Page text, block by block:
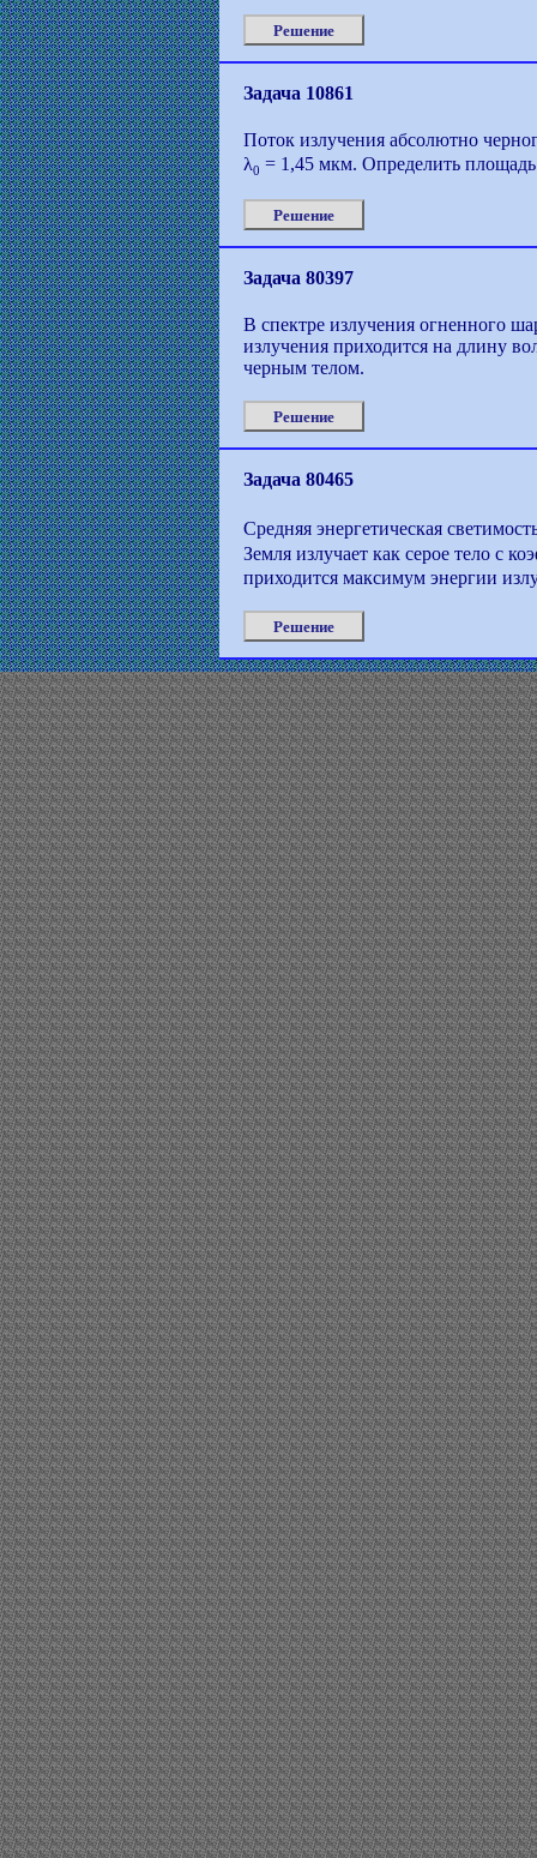
Решение
Задача 10861
Поток излучения абсолютно
λ0 = 1,45 мкм. Определить
Решение
Задача 80397
В спектре излучения огненного
излучения приходится на длину
черным телом.
Решение
Задача 80465
Средняя энергетическая
Земля излучает как серое тело с
приходится максимум энергии
Решение